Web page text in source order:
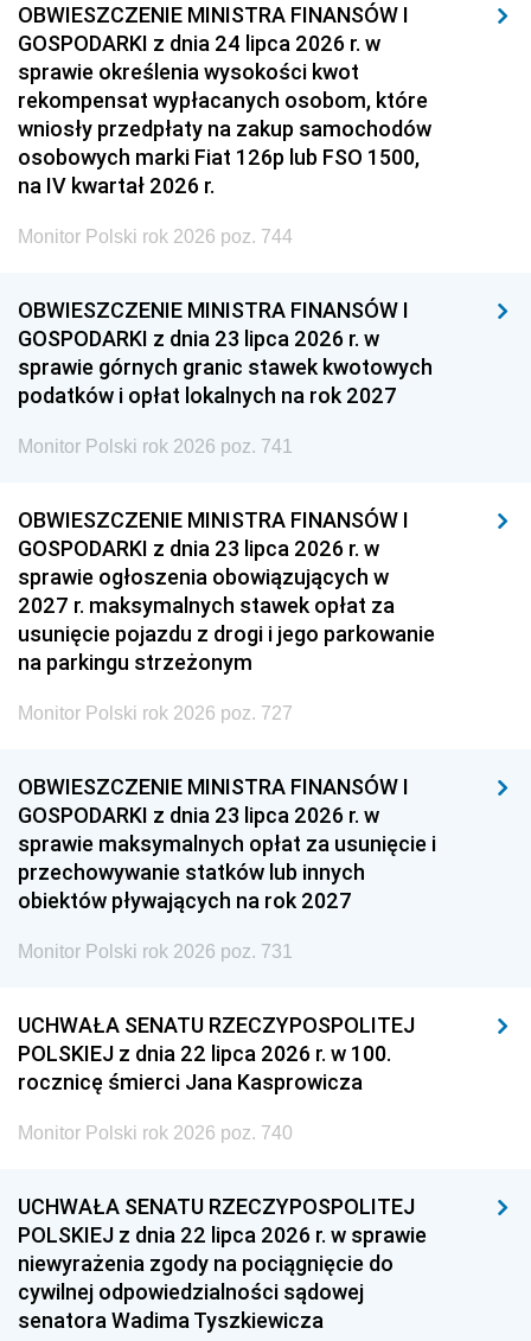
OBWIESZCZENIE MINISTRA FINANSÓW I
GOSPODARKI z dnia 24 lipca 2026 r. w
sprawie określenia wysokości kwot
rekompensat wypłacanych osobom, które
wniosły przedpłaty na zakup samochodów
osobowych marki Fiat 126p lub FSO 1500,
na IV kwartał 2026 r.
Monitor Polski rok 2026 poz. 744
OBWIESZCZENIE MINISTRA FINANSÓW I
GOSPODARKI z dnia 23 lipca 2026 r. w
sprawie górnych granic stawek kwotowych
podatków i opłat lokalnych na rok 2027
Monitor Polski rok 2026 poz. 741
OBWIESZCZENIE MINISTRA FINANSÓW I
GOSPODARKI z dnia 23 lipca 2026 r. w
sprawie ogłoszenia obowiązujących w
2027 r. maksymalnych stawek opłat za
usunięcie pojazdu z drogi i jego parkowanie
na parkingu strzeżonym
Monitor Polski rok 2026 poz. 727
OBWIESZCZENIE MINISTRA FINANSÓW I
GOSPODARKI z dnia 23 lipca 2026 r. w
sprawie maksymalnych opłat za usunięcie i
przechowywanie statków lub innych
obiektów pływających na rok 2027
Monitor Polski rok 2026 poz. 731
UCHWAŁA SENATU RZECZYPOSPOLITEJ
POLSKIEJ z dnia 22 lipca 2026 r. w 100.
rocznicę śmierci Jana Kasprowicza
Monitor Polski rok 2026 poz. 740
UCHWAŁA SENATU RZECZYPOSPOLITEJ
POLSKIEJ z dnia 22 lipca 2026 r. w sprawie
niewyrażenia zgody na pociągnięcie do
cywilnej odpowiedzialności sądowej
senatora Wadima Tyszkiewicza